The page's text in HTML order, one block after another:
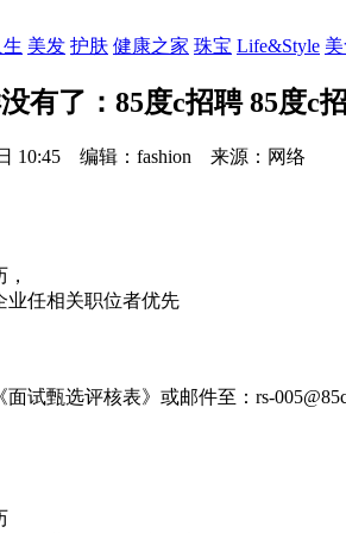
美发 护肤 健康之家 珠宝 Life&Style
有了：85度c招聘 85度c
10:45 编辑：fashion 来源：网络
业任相关职位者优先
试甄选评核表》或邮件至：rs-